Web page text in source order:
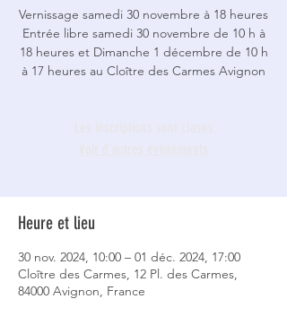
Vernissage samedi 30 novembre à 18 heures
Entrée libre samedi 30 novembre de 10 h à
18 heures et Dimanche 1 décembre de 10 h
à 17 heures au Cloître des Carmes Avignon
Heure et lieu
30 nov. 2024, 10:00 – 01 déc. 2024, 17:00
Cloître des Carmes, 12 Pl. des Carmes,
84000 Avignon, France